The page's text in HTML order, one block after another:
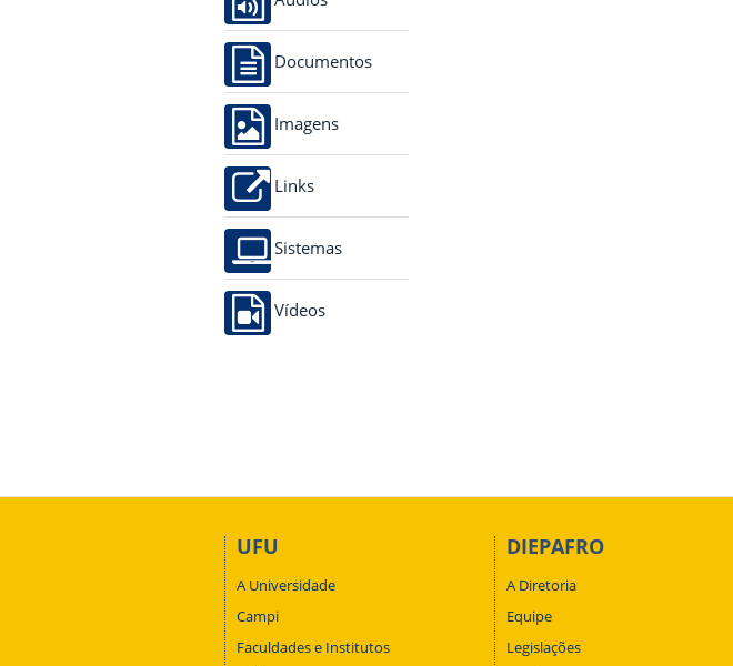
Documentos
Imagens
Links
Sistemas
Vídeos
UFU
A Universidade
Campi
Faculdades e Institutos
DIEPAFRO
A Diretoria
Equipe
Legislações